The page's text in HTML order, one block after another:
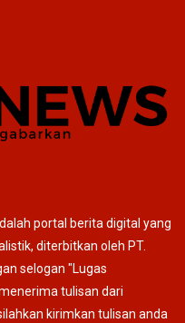
portal berita digital yang
diterbitkan oleh PT.
selogan "Lugas
tulisan dari
kirimkan tulisan anda